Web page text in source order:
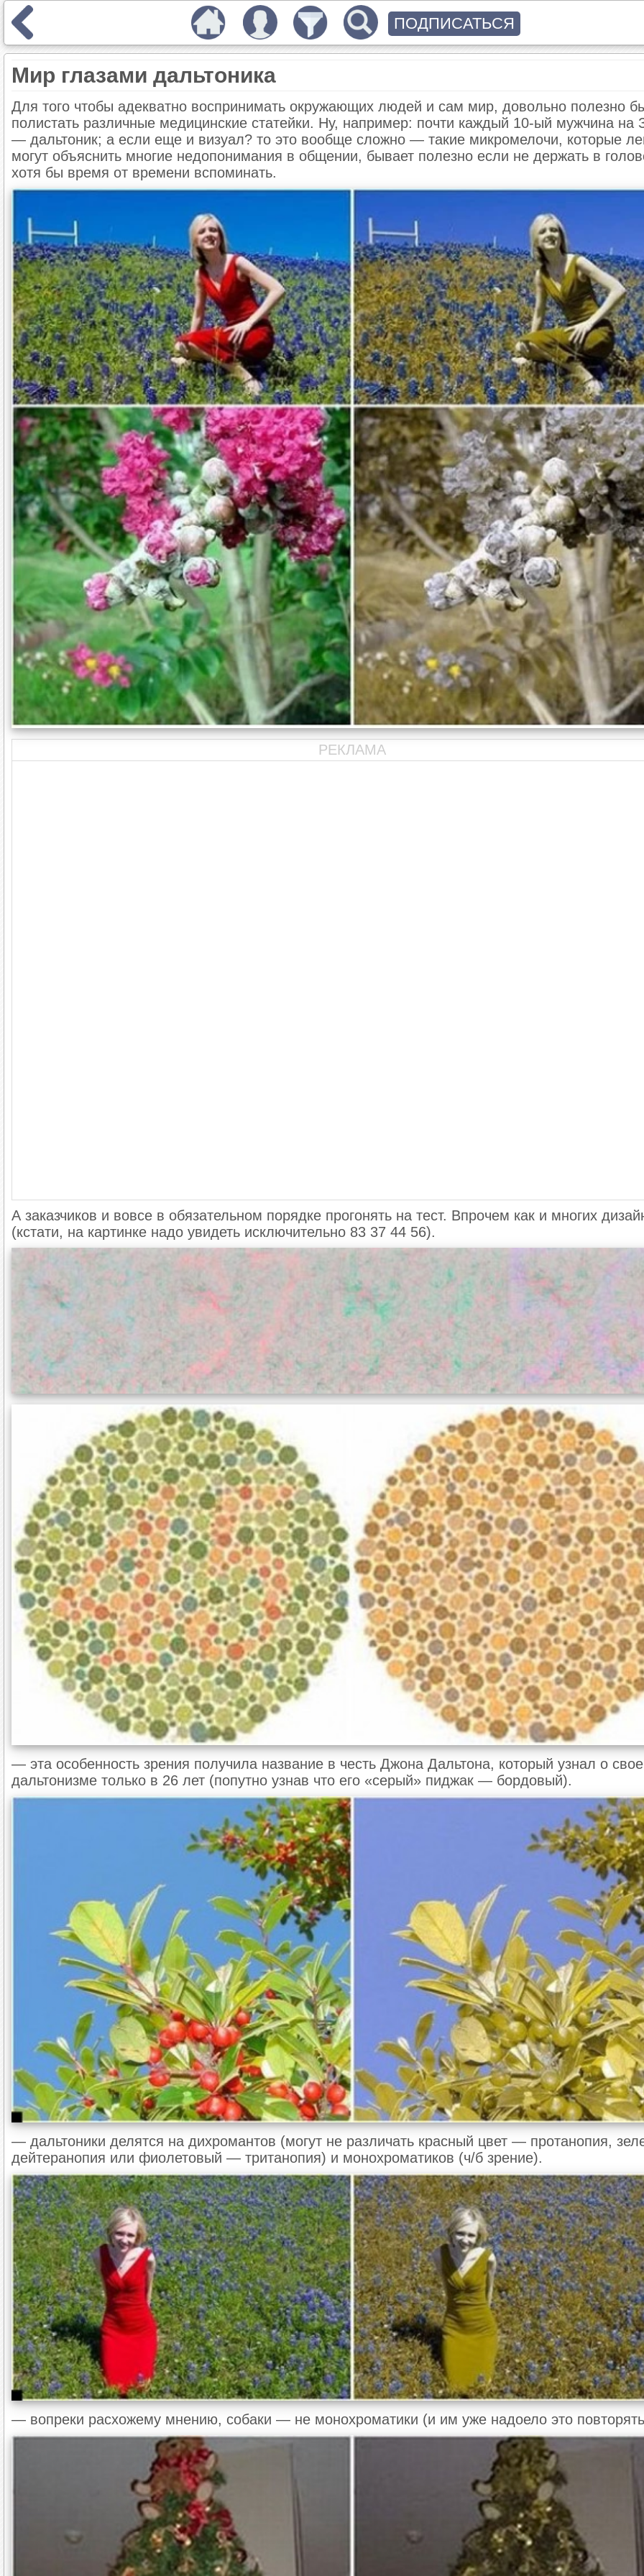
Мир глазами дальтоника
Для того чтобы адекватно воспринимать окружающих людей и сам мир, довольно полезно
полистать различные медицинские статейки. Ну, например: почти каждый 10-ый мужчина на
— дальтоник; а если еще и визуал? то это вообще сложно — такие микромелочи, которые
могут объяснить многие недопонимания в общении, бывает полезно если не держать в
хотя бы время от времени вспоминать.
РЕКЛАМА
А заказчиков и вовсе в обязательном порядке прогонять на тест. Впрочем как и многих
(кстати, на картинке надо увидеть исключительно 83 37 44 56).
— эта особенность зрения получила название в честь Джона Дальтона, который узнал о
дальтонизме только в 26 лет (попутно узнав что его «серый» пиджак — бордовый).
— дальтоники делятся на дихромантов (могут не различать красный цвет — протанопия,
дейтеранопия или фиолетовый — тританопия) и монохроматиков (ч/б зрение).
— вопреки расхожему мнению, собаки — не монохроматики (и им уже надоело это
ПОДПИСАТЬСЯ